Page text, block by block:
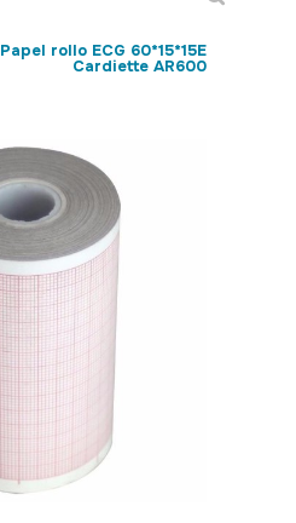
Papel rollo ECG 60*15*15E
Cardiette AR600